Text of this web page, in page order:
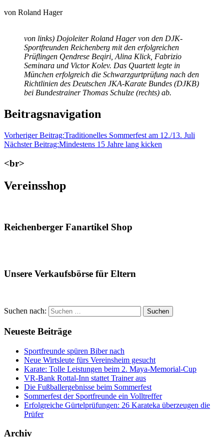
von Roland Hager
von links) Dojoleiter Roland Hager von den DJK-
Sportfreunden Reichenberg mit den erfolgreichen
Prüflingen Qendrese Beqiri, Alina Klick, Fabrizio
Seminara und Victor Kolev. Das Quartett legte in
München erfolgreich die Schwarzgurtprüfung nach den
Richtlinien des Deutschen JKA-Karate Bundes (DJKB)
bei Bundestrainer Thomas Schulze (rechts) ab.
Beitragsnavigation
Vorheriger Beitrag:Traditionelles Sommerfest am 12./13. Juli
Nächster Beitrag:Mindestens 15 Jahre lang kicken
<br>
Vereinsshop
Reichenberger Fanartikel Shop
Unsere Verkaufsbörse für Eltern
Suchen nach: Suchen
Neueste Beiträge
Sportfreunde spüren Biber nach
Neue Wirtsleute fürs Vereinsheim gesucht
Karate: Tolle Leistungen beim 2. Maya-Memorial-Cup
VR-Bank Rottal-Inn stattet Trainer aus
Die Fußballergebnisse beim Sommerfest
Sommerfest der Sportfreunde ein Volltreffer
Erfolgreiche Gürtelprüfungen: 26 Karateka überzeugen die
Prüfer
Archiv